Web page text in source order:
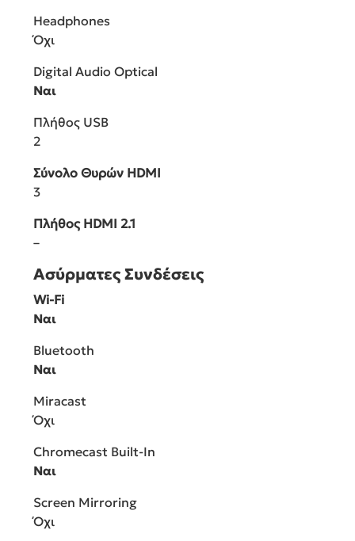
Headphones
Όχι
Digital Audio Optical
Ναι
Πλήθος USB
2
Σύνολο Θυρών HDMI
3
Πλήθος HDMI 2.1
–
Ασύρματες Συνδέσεις
Wi-Fi
Ναι
Bluetooth
Ναι
Miracast
Όχι
Chromecast Built-In
Ναι
Screen Mirroring
Όχι